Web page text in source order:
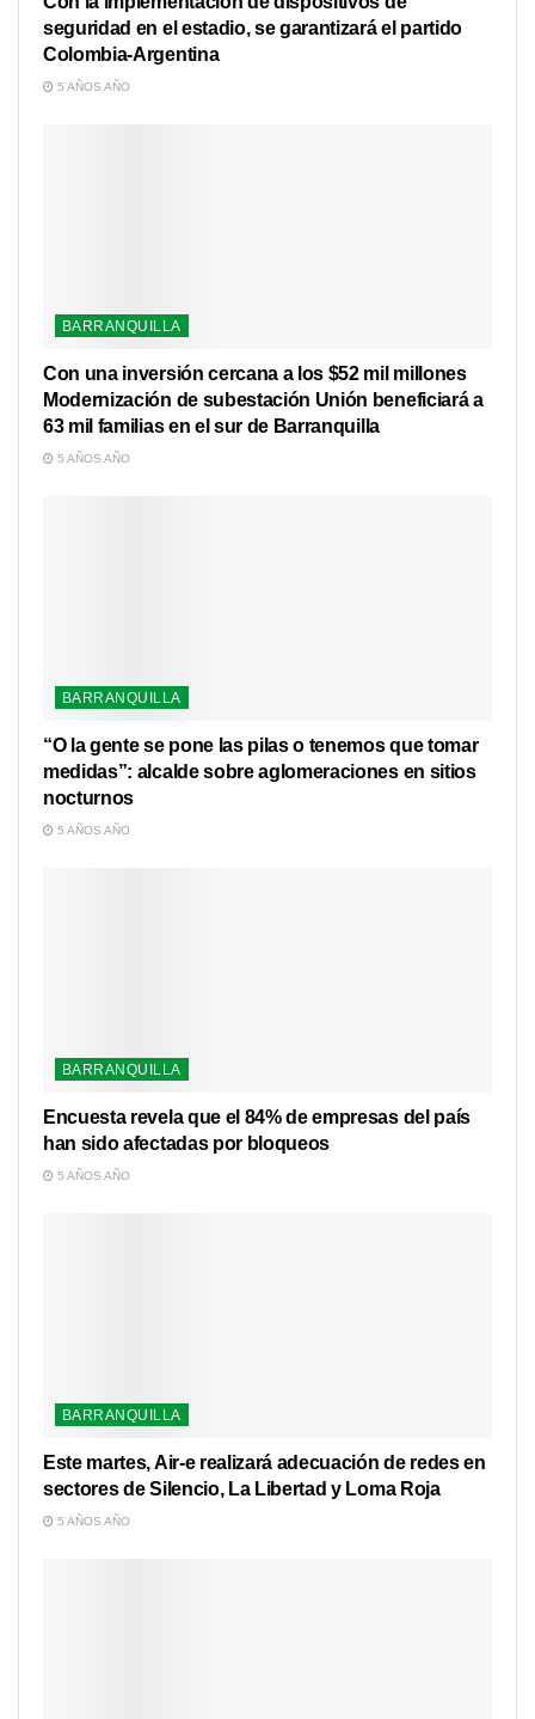
seguridad en el estadio, se garantizará el partido
Colombia-Argentina
5 AÑOS AÑO
BARRANQUILLA
Con una inversión cercana a los $52 mil millones
Modernización de subestación Unión beneficiará a
63 mil familias en el sur de Barranquilla
5 AÑOS AÑO
BARRANQUILLA
“O la gente se pone las pilas o tenemos que tomar
medidas”: alcalde sobre aglomeraciones en sitios
nocturnos
5 AÑOS AÑO
BARRANQUILLA
Encuesta revela que el 84% de empresas del país
han sido afectadas por bloqueos
5 AÑOS AÑO
BARRANQUILLA
Este martes, Air-e realizará adecuación de redes en
sectores de Silencio, La Libertad y Loma Roja
5 AÑOS AÑO